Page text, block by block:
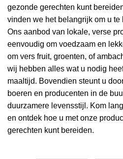
gezonde gerechten kunt
vinden we het belangrijk om u te
Ons aanbod van lokale, verse
eenvoudig om voedzaam en
om vers fruit, groenten, of
wij hebben alles wat u nodig
maaltijd. Bovendien steunt u
boeren en producenten in de
duurzamere levensstijl. Kom
en ontdek hoe u met onze
gerechten kunt bereiden.